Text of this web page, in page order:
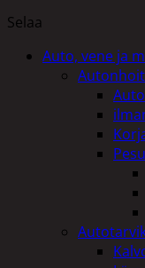
Selaa
Auto, vene ja
Pesu